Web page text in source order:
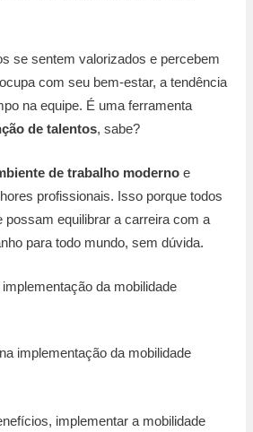
se sentem valorizados e percebem
com seu bem-estar, a tendência
na equipe. É uma ferramenta
de talentos, sabe?
de trabalho moderno e
profissionais. Isso porque todos
possam equilibrar a carreira com a
para todo mundo, sem dúvida.
da mobilidade
implementar a mobilidade